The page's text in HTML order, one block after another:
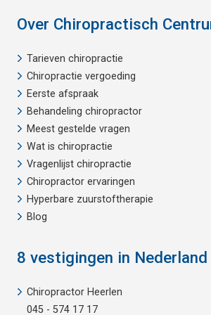
Over Chiropractisch
Tarieven chiropractie
Chiropractie vergoeding
Eerste afspraak
Behandeling chiropractor
Meest gestelde vragen
Wat is chiropractie
Vragenlijst chiropractie
Chiropractor ervaringen
Hyperbare zuurstoftherapie
Blog
8 vestigingen in Nederland
Chiropractor Heerlen
045 - 574 17 17